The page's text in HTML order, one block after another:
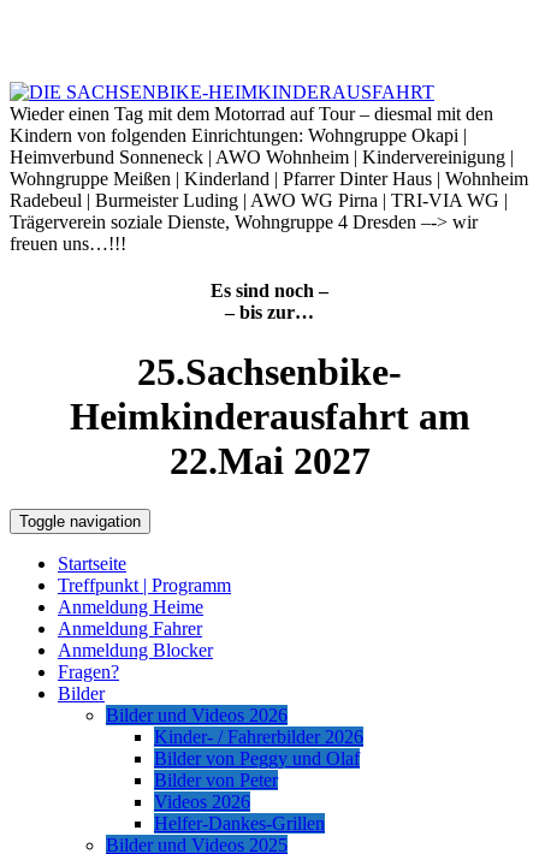
Wieder einen Tag mit dem Motorrad auf Tour – diesmal mit den
Kindern von folgenden Einrichtungen: Wohngruppe Okapi |
Heimverbund Sonneneck | AWO Wohnheim | Kindervereinigung |
Wohngruppe Meißen | Kinderland | Pfarrer Dinter Haus | Wohnheim
Radebeul | Burmeister Luding | AWO WG Pirna | TRI-VIA WG |
Trägerverein soziale Dienste, Wohngruppe 4 Dresden –-> wir
freuen uns…!!!
Es sind noch –
– bis zur…
25.Sachsenbike-
Heimkinderausfahrt am
22.Mai 2027
Toggle navigation
Startseite
Treffpunkt | Programm
Anmeldung Heime
Anmeldung Fahrer
Anmeldung Blocker
Fragen?
Bilder
Bilder und Videos 2026
Kinder- / Fahrerbilder 2026
Bilder von Peggy und Olaf
Bilder von Peter
Videos 2026
Helfer-Dankes-Grillen
Bilder und Videos 2025